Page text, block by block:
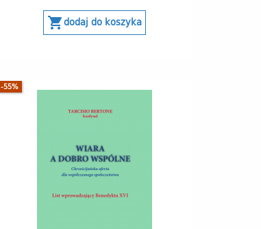
shopping_cartdodaj do koszyka
-55%